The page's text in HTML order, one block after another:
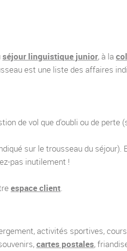
séjour linguistique junior, à la
est une liste des affaires
de vol que d'oubli ou de perte
sur le trousseau du séjour).
pas inutilement !
espace client.
activités sportives,
cartes postales,